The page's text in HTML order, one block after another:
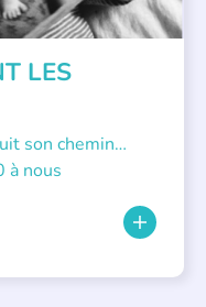
LES
son chemin…
à nous